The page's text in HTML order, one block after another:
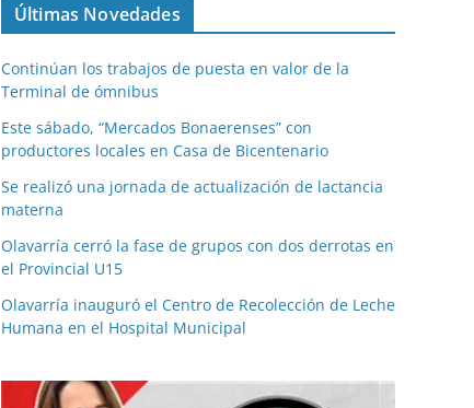
Últimas Novedades
Continúan los trabajos de puesta en valor de la
Terminal de ómnibus
Este sábado, “Mercados Bonaerenses” con
productores locales en Casa de Bicentenario
Se realizó una jornada de actualización de lactancia
materna
Olavarría cerró la fase de grupos con dos derrotas en
el Provincial U15
Olavarría inauguró el Centro de Recolección de Leche
Humana en el Hospital Municipal